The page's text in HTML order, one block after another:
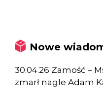
Nowe
30.04.26 Zamość –
zmarł nagle Adam